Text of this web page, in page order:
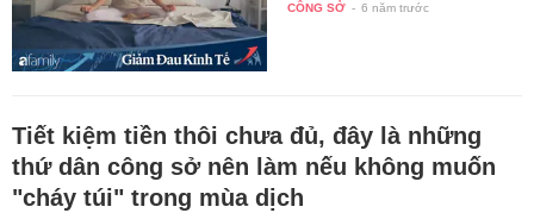
CÔNG SỞ - 6 năm trước
Tiết kiệm tiền thôi chưa đủ, đây là những
thứ dân công sở nên làm nếu không muốn
"cháy túi" trong mùa dịch